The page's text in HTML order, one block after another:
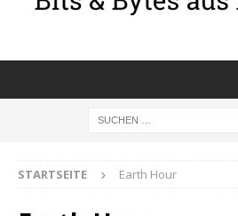
STARTSEITE Earth Hour